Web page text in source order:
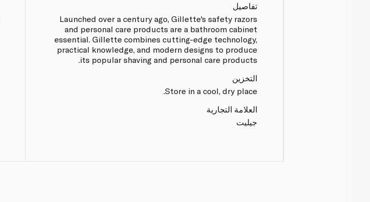
تفاصيل
Launched over a century ago, Gillette's safety razors
and personal care products are a bathroom cabinet
essential. Gillette combines cutting-edge technology,
practical knowledge, and modern designs to produce
its popular shaving and personal care products.
التخزين
Store in a cool, dry place.
العلامة التجارية
جيليت